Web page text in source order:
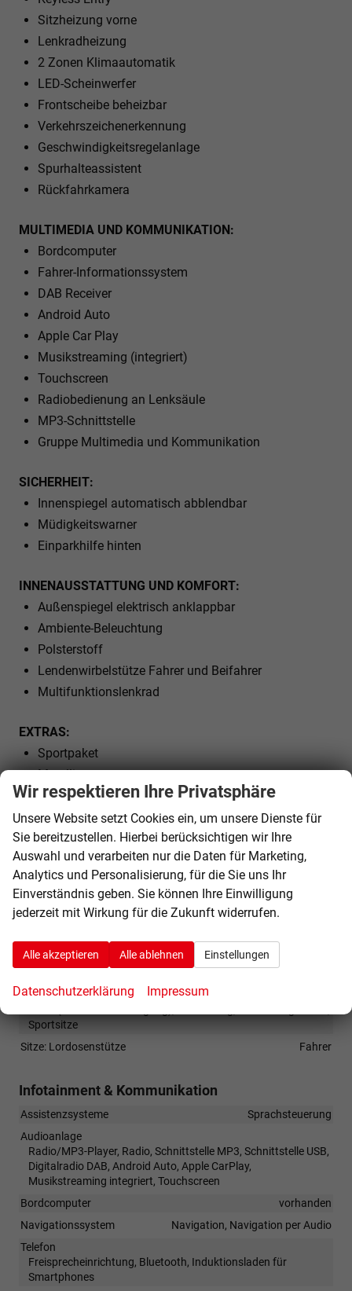
Sitzheizung vorne
Lenkradheizung
2 Zonen Klimaautomatik
LED-Scheinwerfer
Frontscheibe beheizbar
Verkehrszeichenerkennung
Geschwindigkeitsregelanlage
Spurhalteassistent
Rückfahrkamera
MULTIMEDIA UND KOMMUNIKATION:
Bordcomputer
Fahrer-Informationssystem
DAB Receiver
Android Auto
Apple Car Play
Musikstreaming (integriert)
Touchscreen
Radiobedienung an Lenksäule
MP3-Schnittstelle
Gruppe Multimedia und Kommunikation
SICHERHEIT:
Innenspiegel automatisch abblendbar
Müdigkeitswarner
Einparkhilfe hinten
INNENAUSSTATTUNG UND KOMFORT:
Außenspiegel elektrisch anklappbar
Ambiente-Beleuchtung
Polsterstoff
Lendenwirbelstütze Fahrer und Beifahrer
Multifunktionslenkrad
EXTRAS:
Sportpaket
Metallic
Sportfahrwerk
LM-Felgen
Tire-Mobility Set
Innen
Ambiente-Beleuchtung
Klimatisierung
2-Zonen-Klimaautomatik
Sitze
Sportsitze
Sitze: Lordosenstütze
Fahrer
Infotainment & Kommunikation
Assistenzsysteme
Sprachsteuerung
Audioanlage
Radio/MP3-Player, Radio, Schnittstelle MP3, Schnittstelle USB,
Digitalradio DAB, Android Auto, Apple CarPlay,
Musikstreaming integriert, Touchscreen
Bordcomputer
vorhanden
Navigationssystem
Navigation, Navigation per Audio
Telefon
Freisprecheinrichtung, Bluetooth, Induktionsladen für
Smartphones
Wir respektieren Ihre Privatsphäre
Unsere Website setzt Cookies ein, um unsere Dienste für
Sie bereitzustellen. Hierbei berücksichtigen wir Ihre
Auswahl und verarbeiten nur die Daten für Marketing,
Analytics und Personalisierung, für die Sie uns Ihr
Einverständnis geben. Sie können Ihre Einwilligung
jederzeit mit Wirkung für die Zukunft widerrufen.
Alle akzeptieren Alle ablehnen Einstellungen
Datenschutzerklärung Impressum